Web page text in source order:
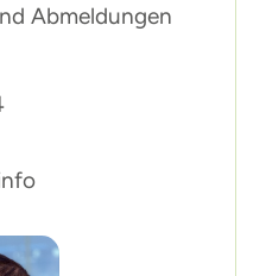
Abmeldungen